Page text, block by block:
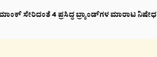
ಸೇರಿದಂತೆ 4 ಪ್ರಸಿದ್ಧ ಬ್ರ್ಯಾಂಡ್‌ಗಳ ಮಾರಾಟ ನಿಷೇಧ